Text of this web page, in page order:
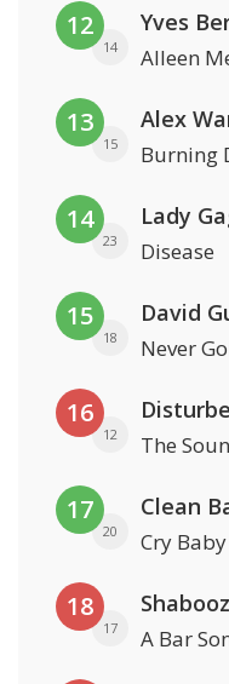
12
14
Yves
Alleen
13
15
Alex
Burning
14
23
Lady
Disease
15
18 Never
16
12 The
17
20 Cry Baby
18
17 A Bar